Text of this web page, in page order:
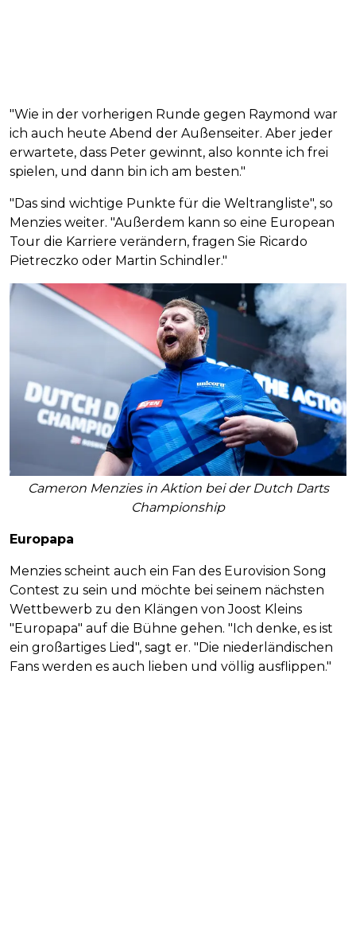
"Wie in der vorherigen Runde gegen Raymond war
ich auch heute Abend der Außenseiter. Aber jeder
erwartete, dass Peter gewinnt, also konnte ich frei
spielen, und dann bin ich am besten."
"Das sind wichtige Punkte für die Weltrangliste", so
Menzies weiter. "Außerdem kann so eine European
Tour die Karriere verändern, fragen Sie Ricardo
Pietreczko oder Martin Schindler."
Cameron Menzies in Aktion bei der Dutch Darts
Championship
Europapa
Menzies scheint auch ein Fan des Eurovision Song
Contest zu sein und möchte bei seinem nächsten
Wettbewerb zu den Klängen von Joost Kleins
"Europapa" auf die Bühne gehen. "Ich denke, es ist
ein großartiges Lied", sagt er. "Die niederländischen
Fans werden es auch lieben und völlig ausflippen."